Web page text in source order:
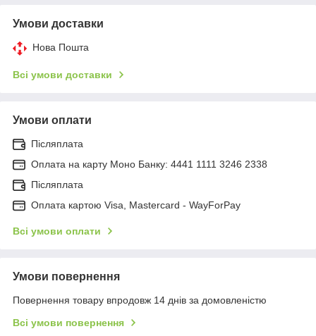
Умови доставки
Нова Пошта
Всі умови доставки
Умови оплати
Післяплата
Оплата на карту Моно Банку: 4441 1111 3246 2338
Післяплата
Оплата картою Visa, Mastercard - WayForPay
Всі умови оплати
Умови повернення
Повернення товару впродовж 14 днів за домовленістю
Всі умови повернення